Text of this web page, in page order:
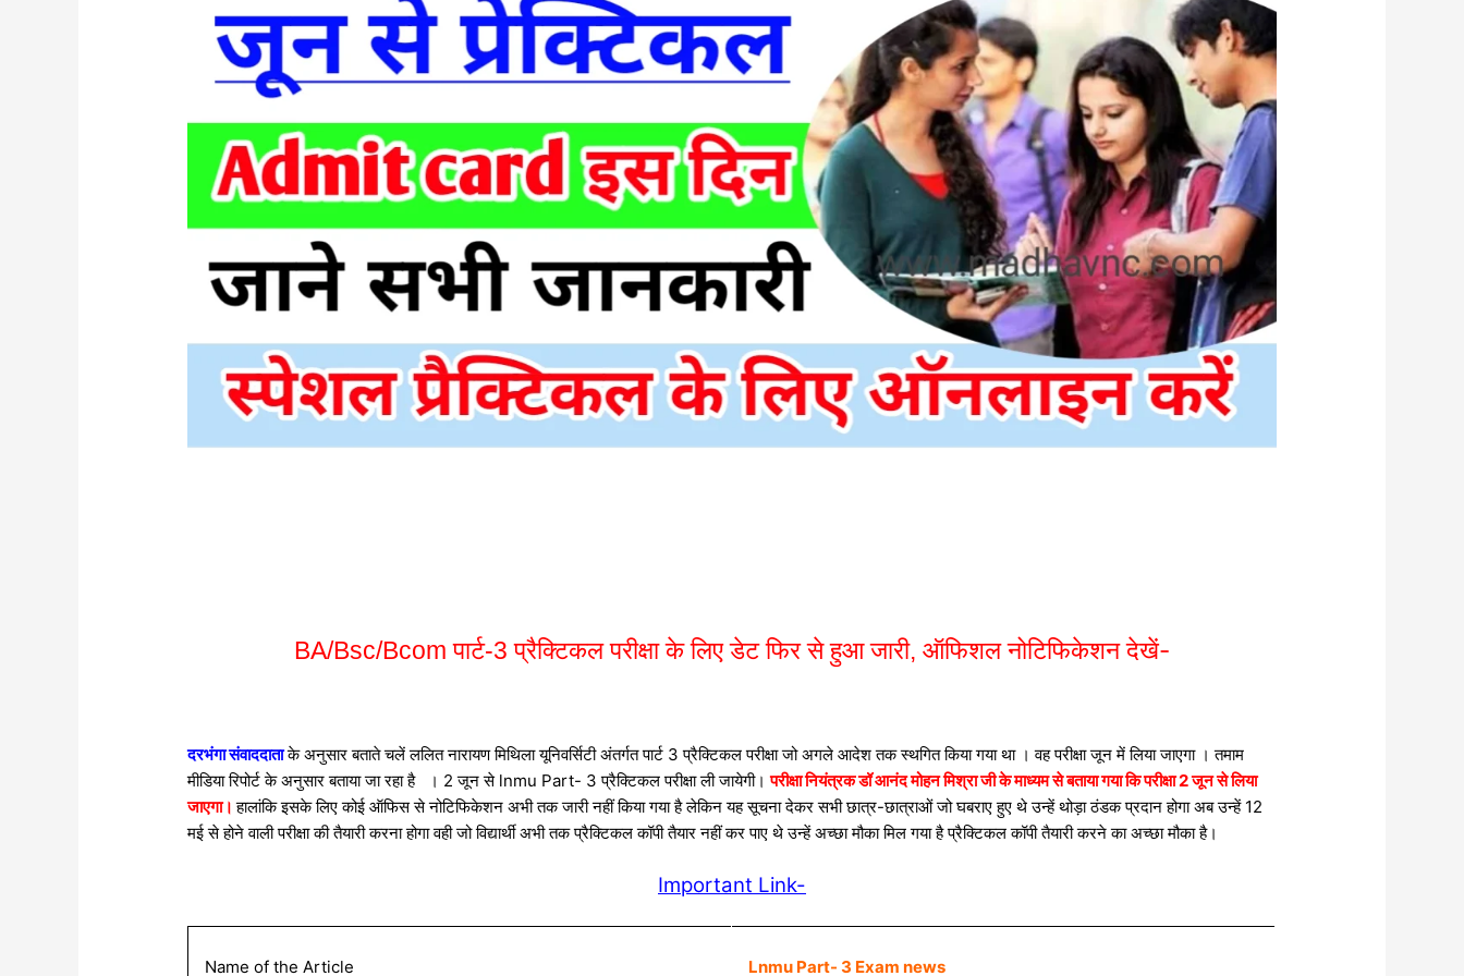
BA/Bsc/Bcom पार्ट-3 प्रैक्टिकल परीक्षा के लिए डेट फिर से हुआ जारी, ऑफिशल नोटिफिकेशन देखें-
दरभंगा संवाददाताके अनुसार बताते चलें ललित नारायण मिथिला यूनिवर्सिटी अंतर्गत पार्ट 3 प्रैक्टिकल परीक्षा जो अगले आदेश तक स्थगित किया गया था । वह परीक्षा जून में लिया जाएगा । तमाम
मीडिया रिपोर्ट के अनुसार बताया जा रहा है । 2 जून से lnmu Part- 3 प्रैक्टिकल परीक्षा ली जायेगी।परीक्षा नियंत्रक डॉ आनंद मोहन मिश्रा जी के माध्यम से बताया गया कि परीक्षा 2 जून से लिया
जाएगा।हालांकि इसके लिए कोई ऑफिस से नोटिफिकेशन अभी तक जारी नहीं किया गया है लेकिन यह सूचना देकर सभी छात्र-छात्राओं जो घबराए हुए थे उन्हें थोड़ा ठंडक प्रदान होगा अब उन्हें 12
मई से होने वाली परीक्षा की तैयारी करना होगा वही जो विद्यार्थी अभी तक प्रैक्टिकल कॉपी तैयार नहीं कर पाए थे उन्हें अच्छा मौका मिल गया है प्रैक्टिकल कॉपी तैयारी करने का अच्छा मौका है।
Important Link-
Name of the Article Lnmu Part- 3 Exam news